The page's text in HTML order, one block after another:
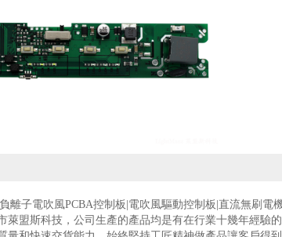
負離子電吹風PCBA控制板| 電吹風驅動控制板 |直流無刷電
萊盟斯科技，公司生產的產品均是有在行業十幾年經驗